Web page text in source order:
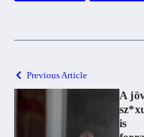
Previous Article
A
is